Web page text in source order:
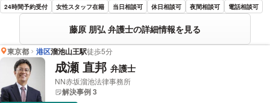
24時間予約受付 女性スタッフ在籍 当日相談可 休日相談可 夜間相談可 電話相談可
藤原 朋弘 弁護士の詳細情報を見る
東京都 港区溜池山王駅徒歩5分
成瀬 直邦 弁護士
NN赤坂溜池法律事務所
解決事例 3